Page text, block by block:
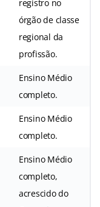
registro no
órgão de classe
regional da
profissão.
Ensino Médio
completo.
Ensino Médio
completo.
Ensino Médio
completo,
acrescido do